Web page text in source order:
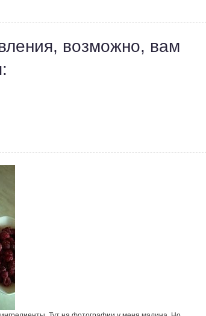
возможно, вам